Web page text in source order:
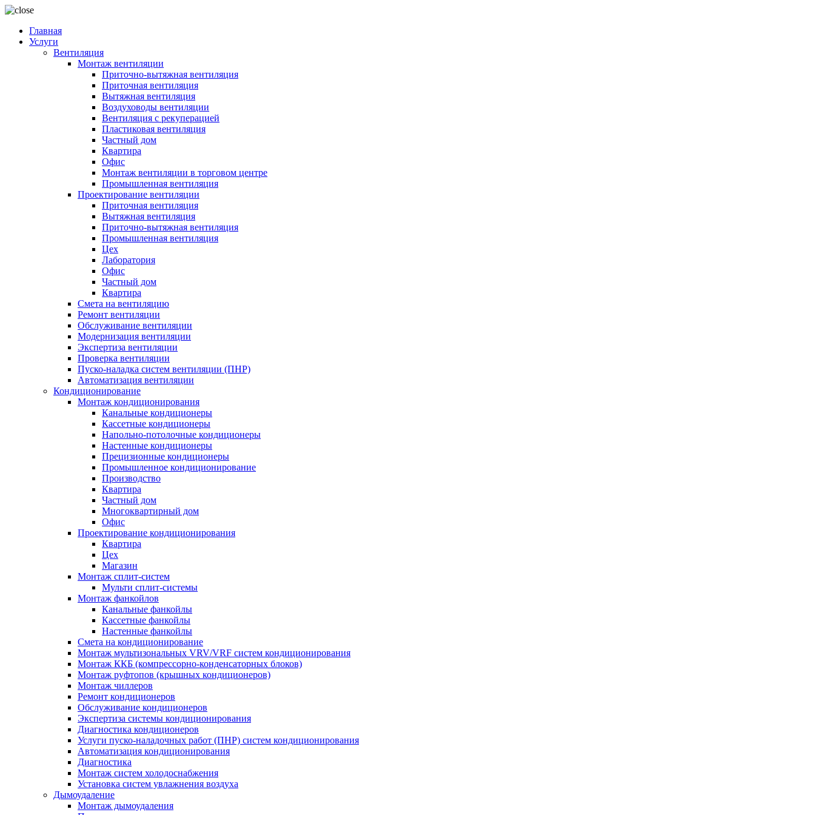
Главная
Услуги
Вентиляция
Монтаж вентиляции
Приточно-вытяжная вентиляция
Приточная вентиляция
Вытяжная вентиляция
Воздуховоды вентиляции
Вентиляция с рекуперацией
Пластиковая вентиляция
Частный дом
Квартира
Офис
Монтаж вентиляции в торговом центре
Промышленная вентиляция
Проектирование вентиляции
Приточная вентиляция
Вытяжная вентиляция
Приточно-вытяжная вентиляция
Промышленная вентиляция
Цех
Лаборатория
Офис
Частный дом
Квартира
Смета на вентиляцию
Ремонт вентиляции
Обслуживание вентиляции
Модернизация вентиляции
Экспертиза вентиляции
Проверка вентиляции
Пуско-наладка систем вентиляции (ПНР)
Автоматизация вентиляции
Кондиционирование
Монтаж кондиционирования
Канальные кондиционеры
Кассетные кондиционеры
Напольно-потолочные кондиционеры
Настенные кондиционеры
Прецизионные кондиционеры
Промышленное кондиционирование
Производство
Квартира
Частный дом
Многоквартирный дом
Офис
Проектирование кондиционирования
Квартира
Цех
Магазин
Монтаж сплит-систем
Мульти сплит-системы
Монтаж фанкойлов
Канальные фанкойлы
Кассетные фанкойлы
Настенные фанкойлы
Смета на кондиционирование
Монтаж мультизональных VRV/VRF систем кондиционирования
Монтаж ККБ (компрессорно-конденсаторных блоков)
Монтаж руфтопов (крышных кондиционеров)
Монтаж чиллеров
Ремонт кондиционеров
Обслуживание кондиционеров
Экспертиза системы кондиционирования
Диагностика кондиционеров
Услуги пуско-наладочных работ (ПНР) систем кондиционирования
Автоматизация кондиционирования
Диагностика
Монтаж систем холодоснабжения
Установка систем увлажнения воздуха
Дымоудаление
Монтаж дымоудаления